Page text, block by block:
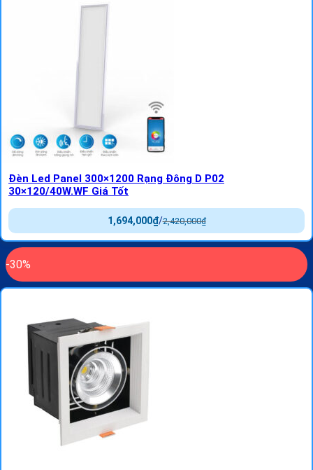
Đèn Led Panel 300×1200 Rạng Đông D P02
30×120/40W.WF Giá Tốt
2,420,000₫
/
1,694,000₫
-30%